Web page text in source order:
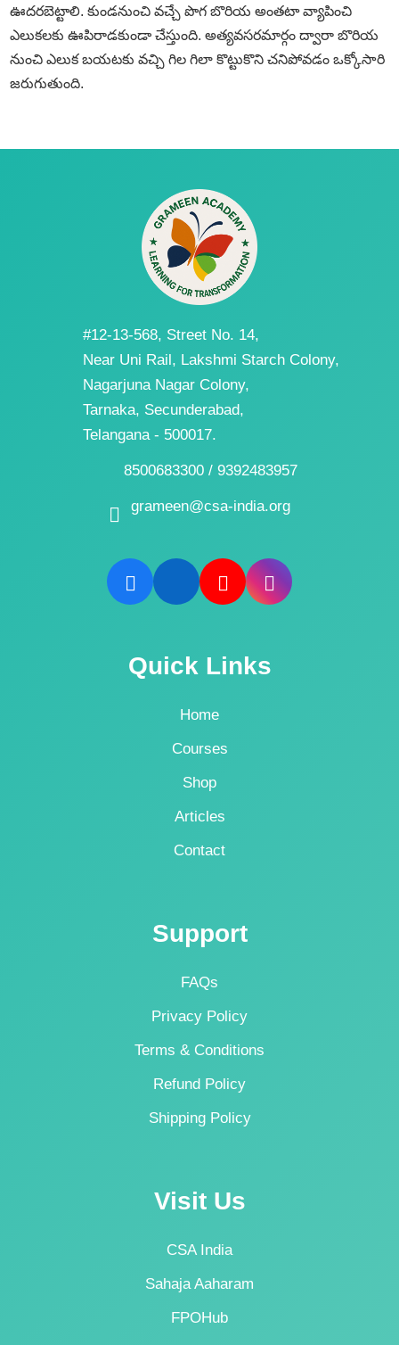
ఊదరబెట్టాలి. కుండనుంచి వచ్చే పొగ బొరియ అంతటా వ్యాపించి
ఎలుకలకు ఊపిరాడకుండా చేస్తుంది. అత్యవసరమార్గం ద్వారా బొరియ
నుంచి ఎలుక బయటకు వచ్చి గిల గిలా కొట్టుకొని చనిపోవడం ఒక్కోసారి
జరుగుతుంది.
#12-13-568, Street No. 14,
Near Uni Rail, Lakshmi Starch Colony,
Nagarjuna Nagar Colony,
Tarnaka, Secunderabad,
Telangana - 500017.
8500683300 / 9392483957
grameen@csa-india.org
Quick Links
Home
Courses
Shop
Articles
Contact
Support
FAQs
Privacy Policy
Terms & Conditions
Refund Policy
Shipping Policy
Visit Us
CSA India
Sahaja Aaharam
FPOHub